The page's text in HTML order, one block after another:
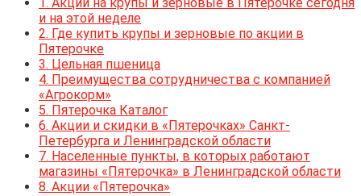
1. Акции на крупы и зерновые в Пятерочке сегодня
и на этой неделе
2. Где купить крупы и зерновые по акции в
Пятерочке
3. Цельная пшеница
4. Преимущества сотрудничества с компанией
«Агрокорм»
5. Пятерочка Каталог
6. Акции и скидки в «Пятерочках» Санкт-
Петербурга и Ленинградской области
7. Населенные пункты, в которых работают
магазины «Пятерочка» в Ленинградской области
8. Акции «Пятерочка»